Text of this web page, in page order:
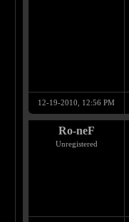
12-19-2010, 12:56 PM
Ro-neF
Unregistered